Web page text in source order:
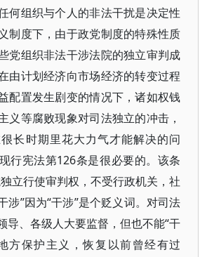
何组织与个人的非法干扰是决定性
制度下，由于政党制度的特殊性质
党组织非法干涉法院的独立审判成
由计划经济向市场经济的转变过程
配置发生剧变的情况下，诸如权钱
义等腐败现象对司法独立的冲击，
长时期里花大力气才能解决的问
行宪法第126条是很必要的。该条
立行使审判权，不受行政机关，社
涉”因为“干涉”是个贬义词。对司法
导、各级人大要监督，但也不能“干
方保护主义，恢复以前曾经有过